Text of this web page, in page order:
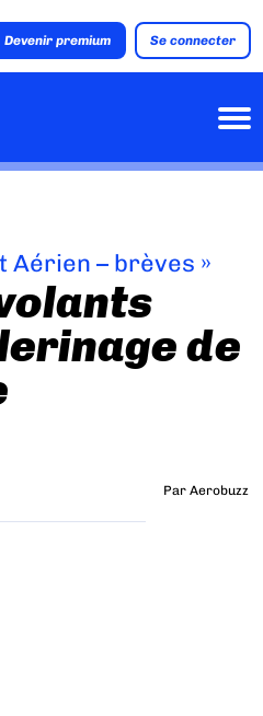
Devenir premium Se connecter
Aérien – brèves »
de
Par Aerobuzz